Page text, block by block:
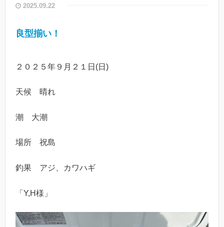
2025.09.22
良型揃い！
２０２５年９月２１日(日)
天候 晴れ
潮 大潮
場所 祝島
釣果 アジ、カワハギ
「Y,H様」